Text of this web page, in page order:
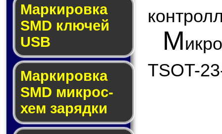
Маркировка
SMD клю­чей
USB
Маркировка
SMD мик­рос­
хем за­ряд­ки
М
TSOT-